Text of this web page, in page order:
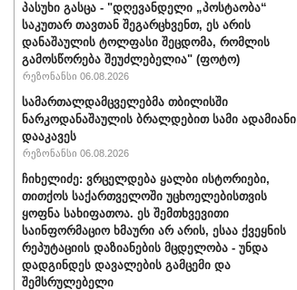
პასუხი გასცა - "დღევანდელი „პოსტაობა“
საკუთარ თავთან შეგარცხვენთ, ეს არის
დანაშაულის ტოლფასი შეცდომა, რომლის
გამოსწორება შეუძლებელია" (ფოტო)
რეზონანსი 06.08.2026
სამართალდამცველებმა თბილისში
ნარკოდანაშაულის ბრალდებით სამი ადამიანი
დააკავეს
რეზონანსი 06.08.2026
ჩიხელიძე: ვრცელდება ყალბი ისტორიები,
თითქოს საქართველოში უცხოელებისთვის
ყოფნა სახიფათოა. ეს შემთხვევითი
საინფორმაციო ხმაური არ არის, ესაა ქვეყნის
რეპუტაციის დაზიანების მცდელობა - უნდა
დადგინდეს დავალების გამცემი და
შემსრულებელი